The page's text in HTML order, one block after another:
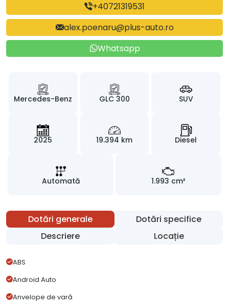
+40721319531
alex.poenaru@plus-auto.ro
Whatsapp
Mercedes-Benz GLC 300 SUV
2025 19.394 km Diesel
Automată 1.993 cm³
Dotări generale
Dotări specifice
Descriere
Locație
ABS
Android Auto
Anvelope de vară